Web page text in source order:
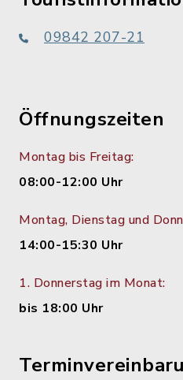
09842 207-21
Öffnungszeiten
Montag bis Freitag:
08:00-12:00 Uhr
Montag, Dienstag und
14:00-15:30 Uhr
1. Donnerstag im Monat:
bis 18:00 Uhr